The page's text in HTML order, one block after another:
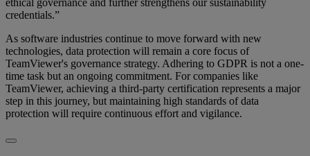
credentials.”
As software industries continue to move forward with new
technologies, data protection will remain a core focus of
TeamViewer's governance strategy. Adhering to GDPR is not a one-
time task but an ongoing commitment. For companies like
TeamViewer, achieving a third-party certification represents a major
step in this journey, but maintaining high standards of data
protection will require continuous effort and vigilance.